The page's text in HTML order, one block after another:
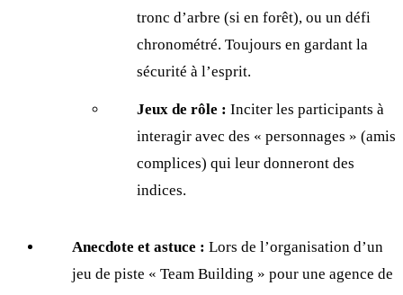
tronc d’arbre (si en forêt), ou un défi
chronométré. Toujours en gardant la
sécurité à l’esprit.
Jeux de rôle : Inciter les participants à
interagir avec des « personnages » (amis
complices) qui leur donneront des
indices.
Anecdote et astuce : Lors de l’organisation d’un
jeu de piste « Team Building » pour une agence de